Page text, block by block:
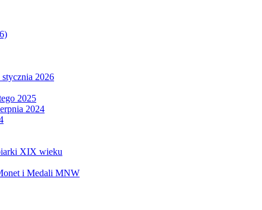
stycznia 2026
2025
2024
XIX wieku
i Medali MNW